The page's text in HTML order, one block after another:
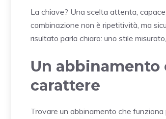
La chiave? Una scelta attenta,
combinazione non è ripetitività, ma
risultato parla chiaro: uno stile
Un abbinamento
carattere
Trovare un abbinamento che funziona